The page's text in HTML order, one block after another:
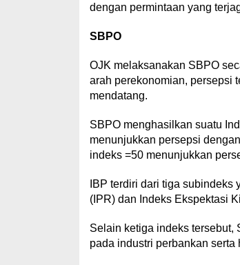
dengan permintaan yang
SBPO
OJK melaksanakan SBPO
arah perekonomian, persepsi
mendatang.
SBPO menghasilkan suatu
menunjukkan persepsi
indeks =50 menunjukkan
IBP terdiri dari tiga
(IPR) dan Indeks Ekspektasi
Selain ketiga indeks tersebut,
pada industri perbankan